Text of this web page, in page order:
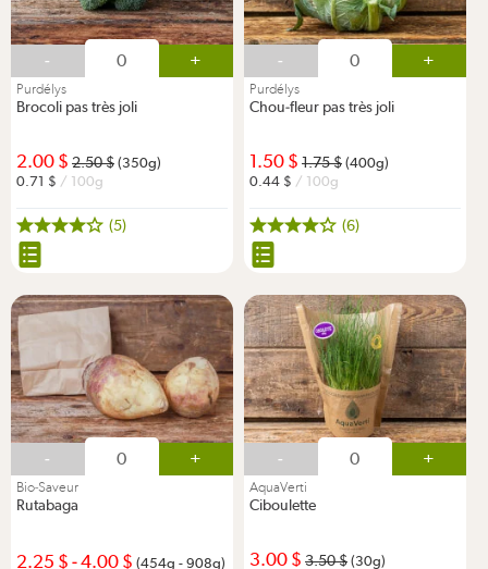
- +
Purdélys
Brocoli pas très joli
2.00 2.50
(350g)
0.71
/ 100g
(5)
- +
Purdélys
Chou-fleur pas très joli
1.50 1.75
(400g)
0.44
/ 100g
(6)
- +
Bio-Saveur
Rutabaga
2.25 -4.00 (454g - 908g)
- +
AquaVerti
Ciboulette
3.00 3.50 (30g)